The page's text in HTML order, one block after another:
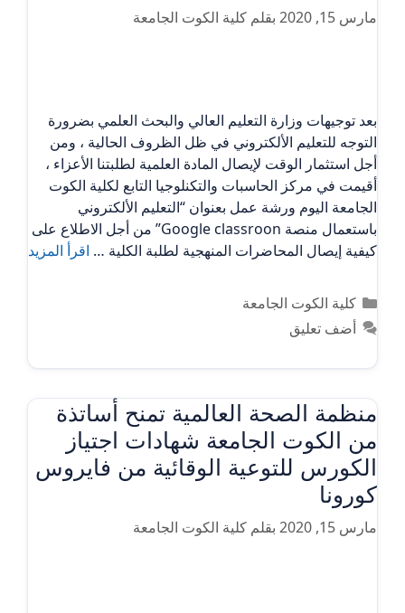
مارس 15, 2020 بقلم كلية الكوت الجامعة
بعد توجيهات وزارة التعليم العالي والبحث العلمي بضرورة
التوجه للتعليم الألكتروني في ظل الظروف الحالية ، ومن
أجل استثمار الوقت لإيصال المادة العلمية لطلبتنا الأعزاء ،
أقيمت في مركز الحاسبات والتكنلوجيا التابع لكلية الكوت
الجامعة اليوم ورشة عمل بعنوان “التعليم الألكتروني
باستعمال منصة Google classroon” من أجل الاطلاع على
كيفية إيصال المحاضرات المنهجية لطلبة الكلية … اقرأ المزيد
التصنيفات
كلية الكوت الجامعة
أضف تعليق
منظمة الصحة العالمية تمنح أساتذة
من الكوت الجامعة شهادات اجتياز
الكورس للتوعية الوقائية من فايروس
كورونا
مارس 15, 2020 بقلم كلية الكوت الجامعة